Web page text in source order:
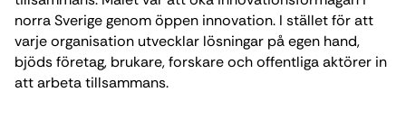
norra Sverige genom öppen innovation. I stället för att
varje organisation utvecklar lösningar på egen hand,
bjöds företag, brukare, forskare och offentliga aktörer in
att arbeta tillsammans.